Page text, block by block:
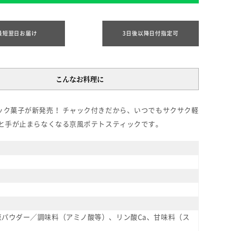
短翌日お届け 3日後以降日付指定可
こんなお料理に
菓子が新発売！ チャック付きだから、いつでもサクサク軽
が止まらなくなる京風ポテトスティックです。
ウダー／調味料（アミノ酸等）、リン酸Ca、甘味料（ス